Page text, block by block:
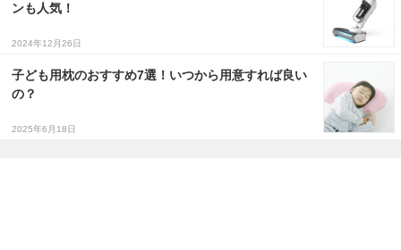
ンも人気！
2024年12月26日
子ども用枕のおすすめ7選！いつから用意すれば良い
の？
2025年6月18日